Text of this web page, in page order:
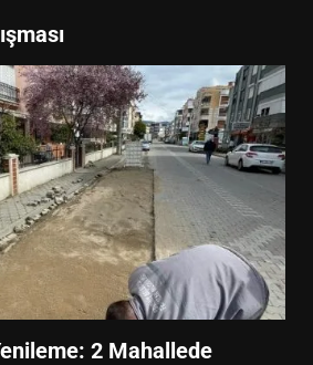
2 Mahallede